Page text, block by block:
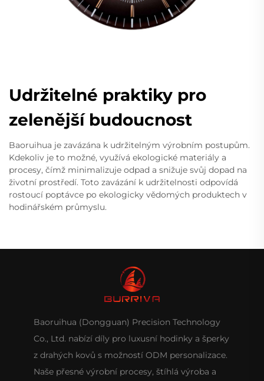
Udržitelné praktiky pro
zelenější budoucnost
Baoruihua je zavázána k udržitelným výrobním postupům.
Kdekoliv je to možné, využívá ekologické materiály a
procesy, čímž minimalizuje odpad a snižuje svůj dopad na
životní prostředí. Toto zavázání k udržitelnosti odpovídá
rostoucí poptávce po ekologicky vědomých produktech v
hodinářském průmyslu.
Baoruihua (Dongguan) Precision Technology
Co., Ltd. nabízí díly pro luxusní hodinky a šperky
z drahých kovů s možností ODM personalizace.
Naše přesné výrobní procesy, štíhlá výroba a